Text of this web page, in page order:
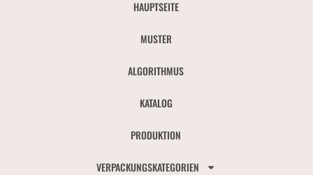
HAUPTSEITE
MUSTER
ALGORITHMUS
KATALOG
PRODUKTION
VERPACKUNGSKATEGORIEN